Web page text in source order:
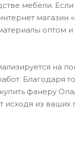
мебели.
магазин
оптом
на
Благодаря
купить фанеру
исходя из ваших